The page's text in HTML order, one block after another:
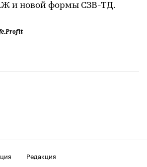
и новой формы СЗВ-ТД.
Редакция